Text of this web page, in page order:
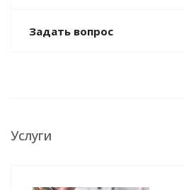
Задать вопрос
Услуги